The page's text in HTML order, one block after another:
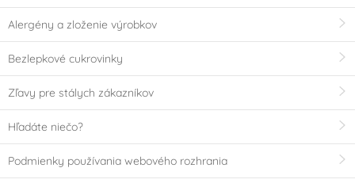
Alergény a zloženie výrobkov
Bezlepkové cukrovinky
Zľavy pre stálych zákazníkov
Hľadáte niečo?
Podmienky používania webového rozhrania